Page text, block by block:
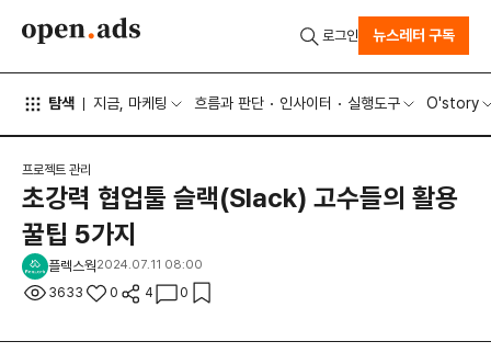
탐색 지금, 마케팅 흐름과 판단 인사이터 실행도구 O'story
로그인 뉴스레터 구독
프로젝트 관리
초강력 협업툴 슬랙(Slack) 고수들의 활용
꿀팁 5가지
플렉스웍2024.07.11 08:00
3633 0 4 0